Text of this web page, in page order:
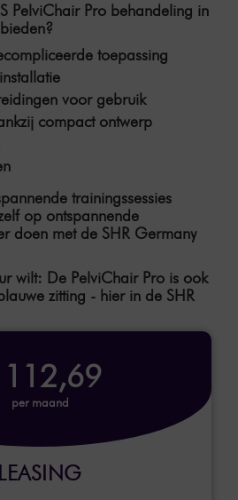
PelviChair Pro behandeling in
toepassing
voor gebruik
compact ontwerp
trainingssessies
op ontspannende
doen met de SHR Germany
wilt: De PelviChair Pro is ook
zitting - hier in de SHR
per maand
LEASING